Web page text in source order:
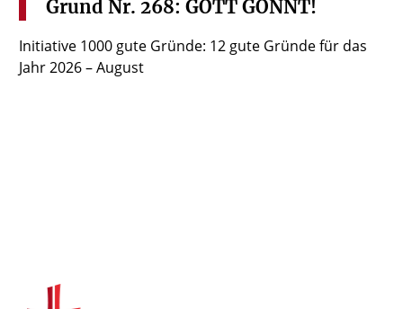
Grund Nr. 268: GOTT GÖNNT!
Initiative 1000 gute Gründe: 12 gute Gründe für das
Jahr 2026 – August